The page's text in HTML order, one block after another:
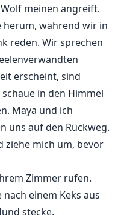
meinen angreift.
herum, während wir in
reden. Wir sprechen
erscheint, sind
in den Himmel
Maya und ich
uns auf den Rückweg.
ziehe mich um, bevor
Zimmer rufen.
nach einem Keks aus
stecke.